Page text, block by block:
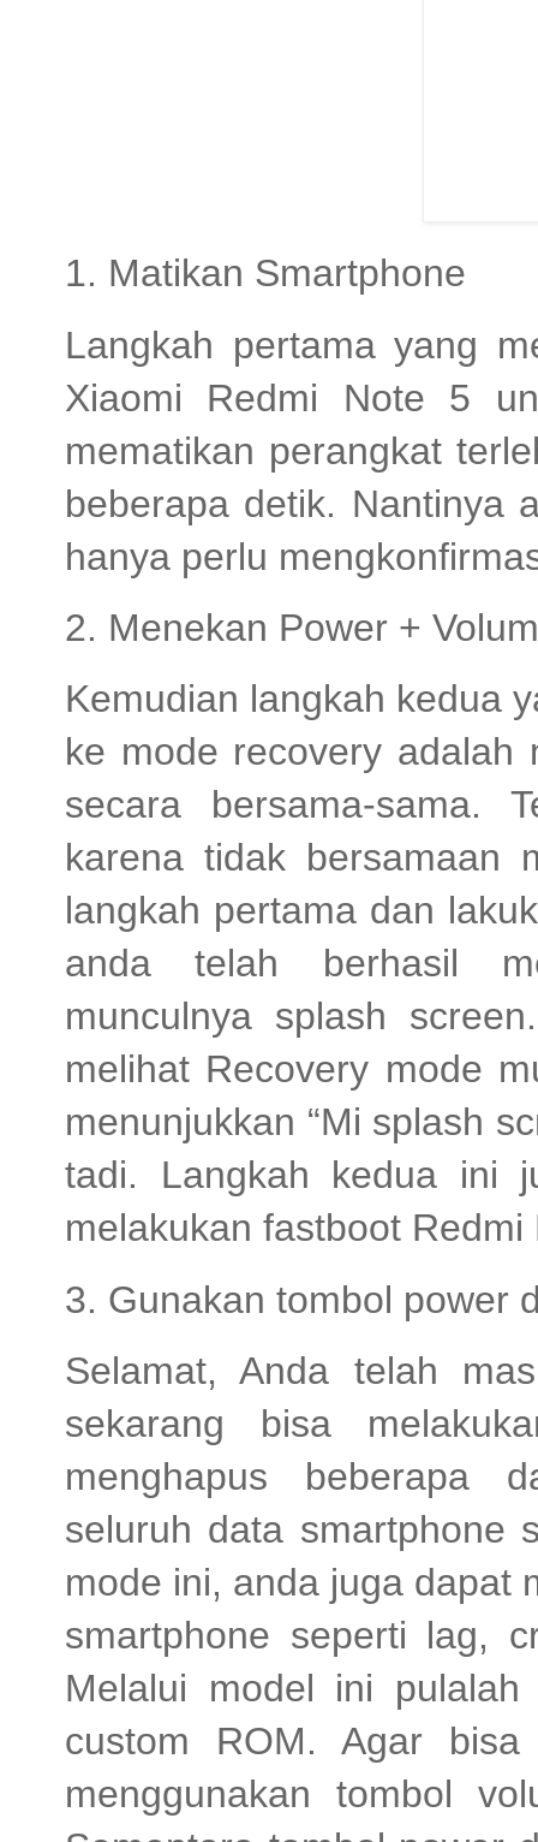
1. Matikan Smartphone
Langkah pertama yang
Xiaomi Redmi Note 5
mematikan perangkat
beberapa detik. Nantinya
hanya perlu
2. Menekan Power +
Kemudian langkah kedua
ke mode recovery adalah
secara bersama-sama.
karena tidak bersamaan
langkah pertama dan
anda telah berhasil
munculnya splash
melihat Recovery mode
menunjukkan “Mi splash
tadi. Langkah kedua ini
melakukan fastboot Redmi
3. Gunakan tombol power
Selamat, Anda telah
sekarang bisa
menghapus beberapa
seluruh data smartphone
mode ini, anda juga dapat
smartphone seperti lag,
Melalui model ini
custom ROM. Agar
menggunakan tombol